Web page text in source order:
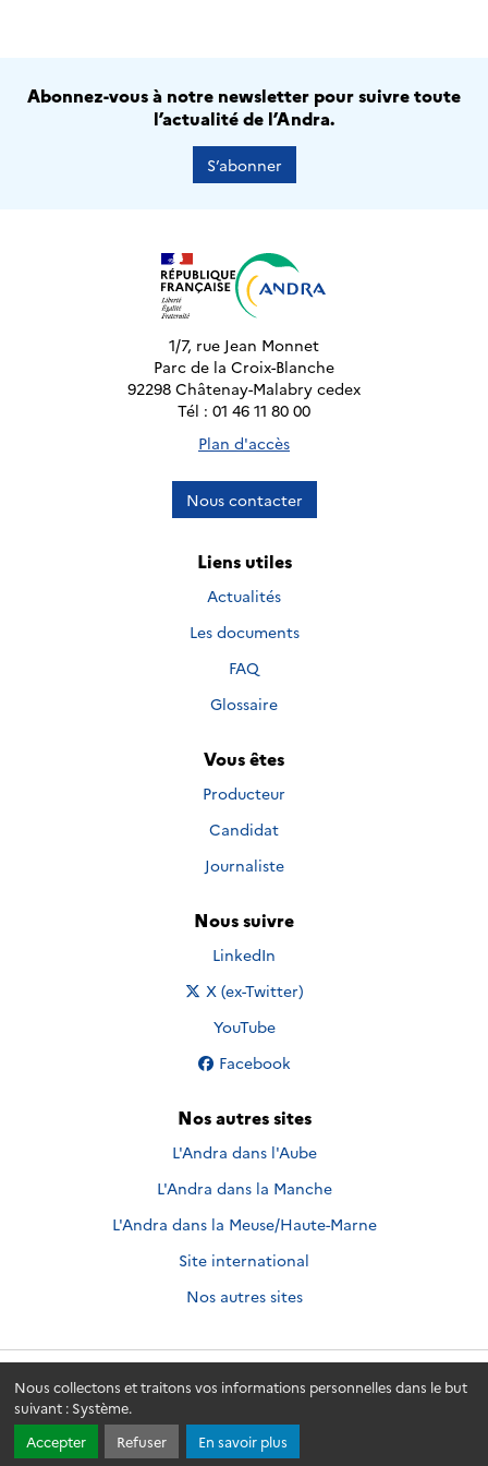
Nous collectons et traitons vos informations personnelles dans le but
suivant : Système.
Accepter
Refuser En savoir plus
Abonnez-vous à notre newsletter pour suivre toute
l’actualité de l’Andra.
S’abonner
1/7, rue Jean Monnet
Parc de la Croix-Blanche
92298 Châtenay-Malabry cedex
Tél : 01 46 11 80 00
Plan d'accès
Nous contacter
Liens utiles
Actualités
Les documents
FAQ
Glossaire
Vous êtes
Producteur
Candidat
Journaliste
Nous suivre
Nous suivre sur
LinkedIn
Nous suivre sur
X (ex-Twitter)
Nous suivre sur
YouTube
Nous suivre sur
Facebook
Nos autres sites
L'Andra dans l'Aube
L'Andra dans la Manche
L'Andra dans la Meuse/Haute-Marne
Site international
Nos autres sites
Andra.fr © 2026 - Andra. Tous droits réservés.